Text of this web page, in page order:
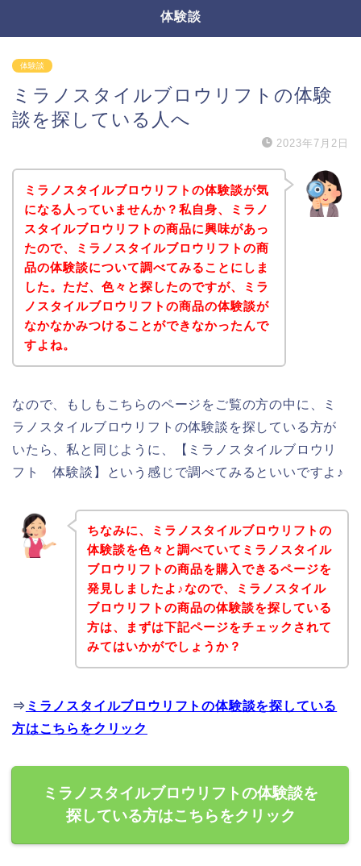
体験談
体験談
ミラノスタイルブロウリフトの体験
談を探している人へ
2023年7月2日
ミラノスタイルブロウリフトの体験談が気
になる人っていませんか？私自身、ミラノ
スタイルブロウリフトの商品に興味があっ
たので、ミラノスタイルブロウリフトの商
品の体験談について調べてみることにしま
した。ただ、色々と探したのですが、ミラ
ノスタイルブロウリフトの商品の体験談が
なかなかみつけることができなかったんで
すよね。
なので、もしもこちらのページをご覧の方の中に、ミ
ラノスタイルブロウリフトの体験談を探している方が
いたら、私と同じように、【ミラノスタイルブロウリ
フト 体験談】という感じで調べてみるといいですよ♪
ちなみに、ミラノスタイルブロウリフトの
体験談を色々と調べていてミラノスタイル
ブロウリフトの商品を購入できるページを
発見しましたよ♪なので、ミラノスタイル
ブロウリフトの商品の体験談を探している
方は、まずは下記ページをチェックされて
みてはいかがでしょうか？
⇒ ミラノスタイルブロウリフトの体験談を探している
方はこちらをクリック
ミラノスタイルブロウリフトの体験談を
探している方はこちらをクリック